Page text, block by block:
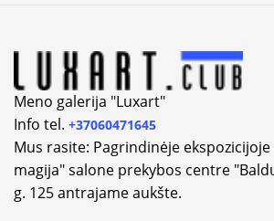
Meno galerija "Luxart"
Info tel. +37060471645
Mus rasite: Pagrindinėje
magija" salone prekybos centre
g. 125 antrajame aukšte.